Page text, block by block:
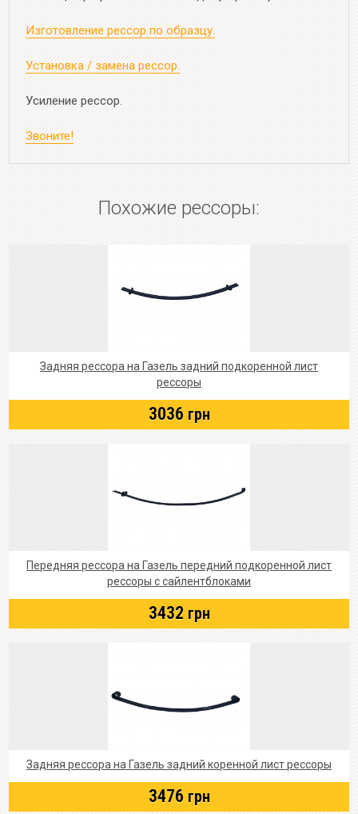
Изготовление рессор по образцу.
Установка / замена рессор.
Усиление рессор.
Звоните!
Похожие рессоры:
Задняя рессора на Газель задний подкоренной лист
рессоры
3036 грн
Передняя рессора на Газель передний подкоренной лист
рессоры с сайлентблоками
3432 грн
Задняя рессора на Газель задний коренной лист рессоры
3476 грн